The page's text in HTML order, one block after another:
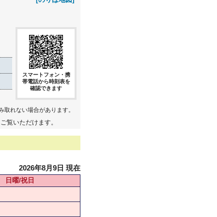
スマートフォン・携
帯電話から時刻表を
確認できます
れない場合があります。
覧いただけます。
2026年8月9日 現在
日曜/祝日